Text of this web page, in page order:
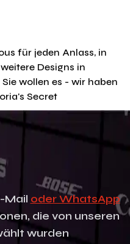
für jeden Anlass, in
Designs in
wollen es - wir haben
Secret
Mail oder WhatsApp
die von unseren
wurden